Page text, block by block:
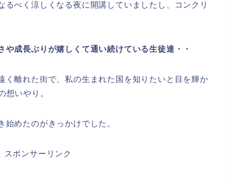
るべく涼しくなる夜に開講していましたし、コンクリ
や成長ぶりが嬉しくて通い続けている生徒達・・
く離れた街で、私の生まれた国を知りたいと目を輝か
想いやり。
めたのがきっかけでした。
スポンサーリンク